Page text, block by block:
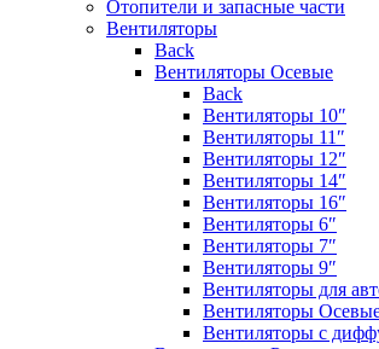
Отопители и запасные части
Вентиляторы
Back
Вентиляторы Осевые
Back
Вентиляторы 10″
Вентиляторы 11″
Вентиляторы 12″
Вентиляторы 14″
Вентиляторы 16″
Вентиляторы 6″
Вентиляторы 7″
Вентиляторы 9″
Вентиляторы для
Вентиляторы
Вентиляторы с